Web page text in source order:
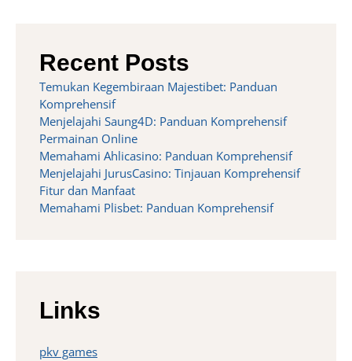
Recent Posts
Temukan Kegembiraan Majestibet: Panduan
Komprehensif
Menjelajahi Saung4D: Panduan Komprehensif
Permainan Online
Memahami Ahlicasino: Panduan Komprehensif
Menjelajahi JurusCasino: Tinjauan Komprehensif
Fitur dan Manfaat
Memahami Plisbet: Panduan Komprehensif
Links
pkv games